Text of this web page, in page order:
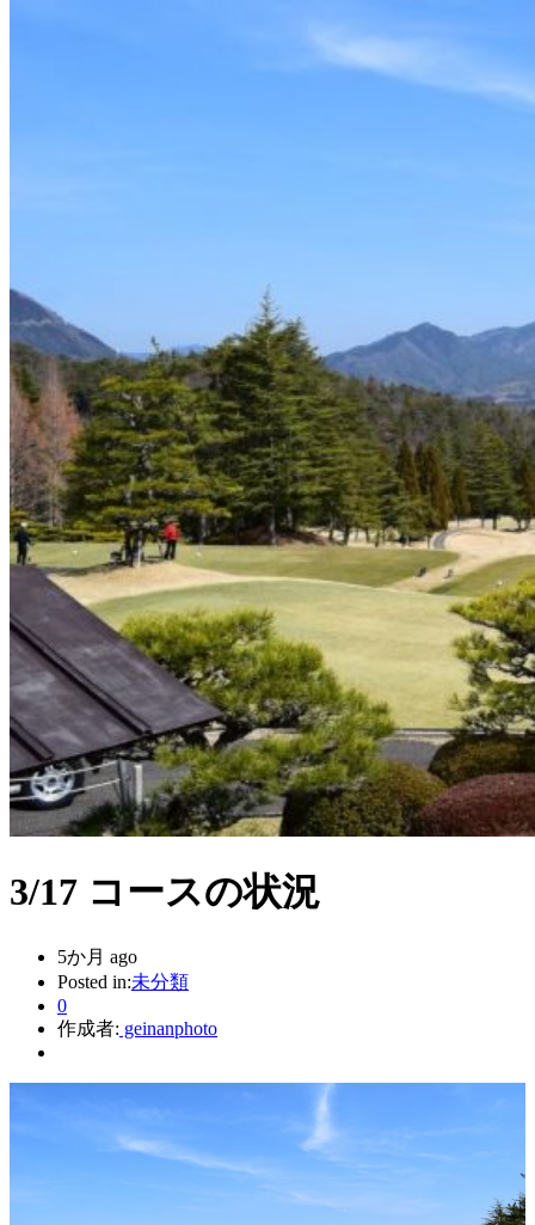
3/17 コースの状況
5か月 ago
Posted in:未分類
0
作成者: geinanphoto